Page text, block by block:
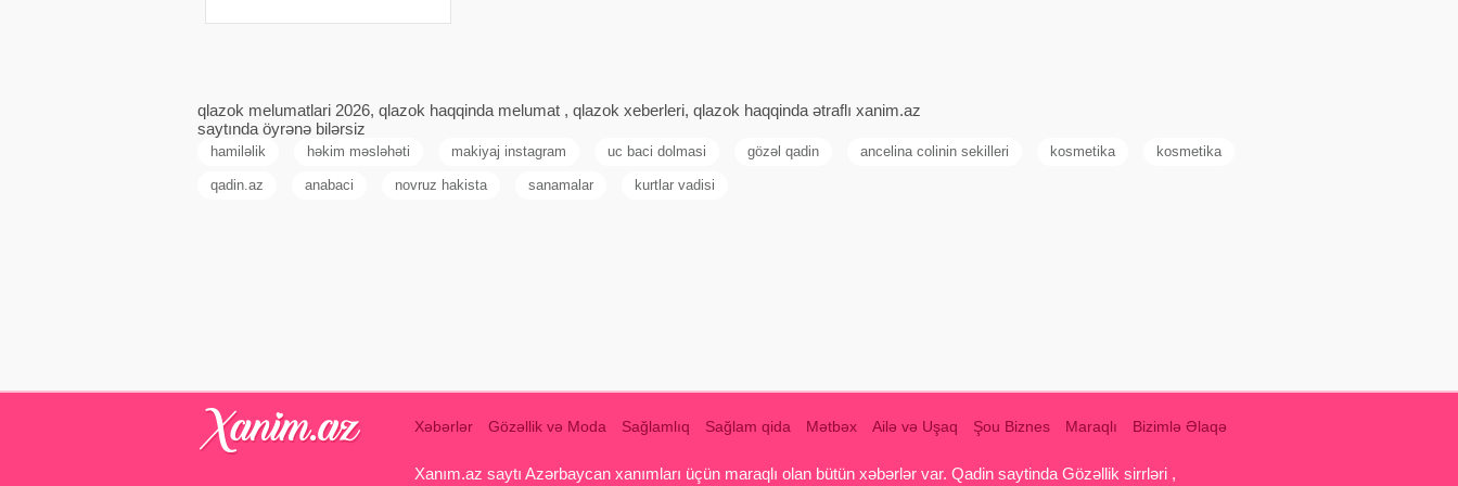
qlazok melumatlari 2026, qlazok haqqinda melumat , qlazok xeberleri, qlazok haqqinda ətraflı xanim.az
saytında öyrənə bilərsiz
hamiləlik həkim məsləhəti makiyaj instagram uc baci dolmasi gözəl qadin ancelina colinin sekilleri kosmetika kosmetika
qadin.az anabaci novruz hakista sanamalar kurtlar vadisi
Xəbərlər Gözəllik və Moda Sağlamlıq Sağlam qida Mətbəx Ailə və Uşaq Şou Biznes Maraqlı Bizimlə Əlaqə
Xanım.az saytı Azərbaycan xanımları üçün maraqlı olan bütün xəbərlər var. Qadin saytinda Gözəllik sirrləri ,